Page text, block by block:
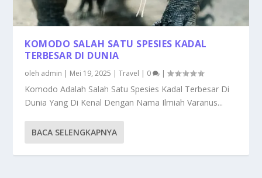
KOMODO SALAH SATU SPESIES KADAL
TERBESAR DI DUNIA
oleh admin | Mei 19, 2025 |Travel | 0 |
Komodo Adalah Salah Satu Spesies Kadal Terbesar Di
Dunia Yang Di Kenal Dengan Nama Ilmiah Varanus...
BACA SELENGKAPNYA